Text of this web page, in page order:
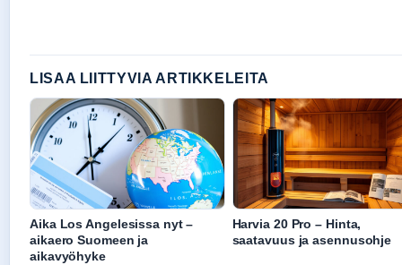
LISAA LIITTYVIA ARTIKKELEITA
Aika Los Angelesissa nyt –
aikaero Suomeen ja
aikavyöhyke
Harvia 20 Pro – Hinta,
saatavuus ja asennusohje